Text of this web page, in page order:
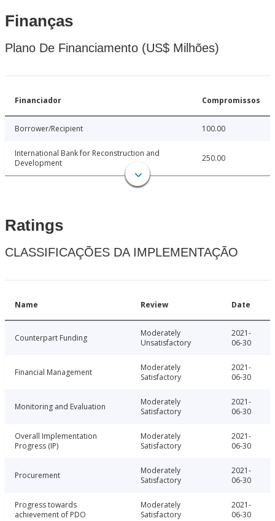
Finanças
Plano De Financiamento (US$ Milhões)
Financiador Compromissos
Borrower/Recipient 100.00
International Bank for Reconstruction and
Development
250.00
Ratings
CLASSIFICAÇÕES DA IMPLEMENTAÇÃO
Name Review Date
Counterpart Funding
Moderately
Unsatisfactory
2021-
06-30
Financial Management
Moderately
Satisfactory
2021-
06-30
Monitoring and Evaluation
Moderately
Satisfactory
2021-
06-30
Overall Implementation
Progress (IP)
Moderately
Satisfactory
2021-
06-30
Procurement
Moderately
Satisfactory
2021-
06-30
Progress towards
achievement of PDO
Moderately
Satisfactory
2021-
06-30